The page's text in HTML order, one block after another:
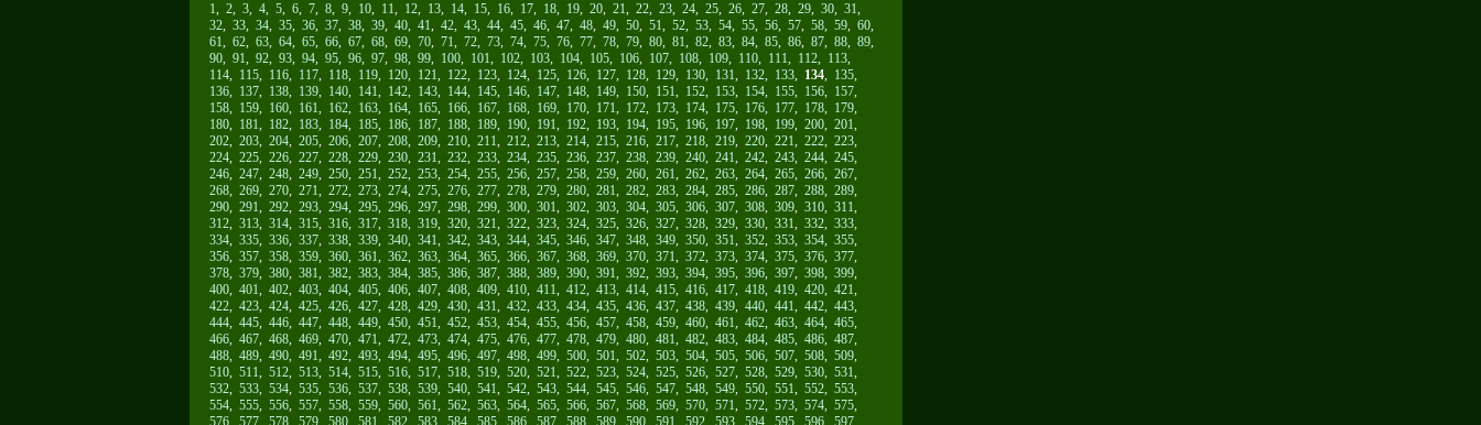
1, 2, 3, 4, 5, 6, 7, 8, 9, 10, 11, 12, 13, 14, 15, 16, 17, 18, 19, 20, 21, 22, 23, 24, 25, 26, 27, 28, 29, 30, 31,
32, 33, 34, 35, 36, 37, 38, 39, 40, 41, 42, 43, 44, 45, 46, 47, 48, 49, 50, 51, 52, 53, 54, 55, 56, 57, 58, 59, 60,
61, 62, 63, 64, 65, 66, 67, 68, 69, 70, 71, 72, 73, 74, 75, 76, 77, 78, 79, 80, 81, 82, 83, 84, 85, 86, 87, 88, 89,
90, 91, 92, 93, 94, 95, 96, 97, 98, 99, 100, 101, 102, 103, 104, 105, 106, 107, 108, 109, 110, 111, 112, 113,
114, 115, 116, 117, 118, 119, 120, 121, 122, 123, 124, 125, 126, 127, 128, 129, 130, 131, 132, 133, 134, 135,
136, 137, 138, 139, 140, 141, 142, 143, 144, 145, 146, 147, 148, 149, 150, 151, 152, 153, 154, 155, 156, 157,
158, 159, 160, 161, 162, 163, 164, 165, 166, 167, 168, 169, 170, 171, 172, 173, 174, 175, 176, 177, 178, 179,
180, 181, 182, 183, 184, 185, 186, 187, 188, 189, 190, 191, 192, 193, 194, 195, 196, 197, 198, 199, 200, 201,
202, 203, 204, 205, 206, 207, 208, 209, 210, 211, 212, 213, 214, 215, 216, 217, 218, 219, 220, 221, 222, 223,
224, 225, 226, 227, 228, 229, 230, 231, 232, 233, 234, 235, 236, 237, 238, 239, 240, 241, 242, 243, 244, 245,
246, 247, 248, 249, 250, 251, 252, 253, 254, 255, 256, 257, 258, 259, 260, 261, 262, 263, 264, 265, 266, 267,
268, 269, 270, 271, 272, 273, 274, 275, 276, 277, 278, 279, 280, 281, 282, 283, 284, 285, 286, 287, 288, 289,
290, 291, 292, 293, 294, 295, 296, 297, 298, 299, 300, 301, 302, 303, 304, 305, 306, 307, 308, 309, 310, 311,
312, 313, 314, 315, 316, 317, 318, 319, 320, 321, 322, 323, 324, 325, 326, 327, 328, 329, 330, 331, 332, 333,
334, 335, 336, 337, 338, 339, 340, 341, 342, 343, 344, 345, 346, 347, 348, 349, 350, 351, 352, 353, 354, 355,
356, 357, 358, 359, 360, 361, 362, 363, 364, 365, 366, 367, 368, 369, 370, 371, 372, 373, 374, 375, 376, 377,
378, 379, 380, 381, 382, 383, 384, 385, 386, 387, 388, 389, 390, 391, 392, 393, 394, 395, 396, 397, 398, 399,
400, 401, 402, 403, 404, 405, 406, 407, 408, 409, 410, 411, 412, 413, 414, 415, 416, 417, 418, 419, 420, 421,
422, 423, 424, 425, 426, 427, 428, 429, 430, 431, 432, 433, 434, 435, 436, 437, 438, 439, 440, 441, 442, 443,
444, 445, 446, 447, 448, 449, 450, 451, 452, 453, 454, 455, 456, 457, 458, 459, 460, 461, 462, 463, 464, 465,
466, 467, 468, 469, 470, 471, 472, 473, 474, 475, 476, 477, 478, 479, 480, 481, 482, 483, 484, 485, 486, 487,
488, 489, 490, 491, 492, 493, 494, 495, 496, 497, 498, 499, 500, 501, 502, 503, 504, 505, 506, 507, 508, 509,
510, 511, 512, 513, 514, 515, 516, 517, 518, 519, 520, 521, 522, 523, 524, 525, 526, 527, 528, 529, 530, 531,
532, 533, 534, 535, 536, 537, 538, 539, 540, 541, 542, 543, 544, 545, 546, 547, 548, 549, 550, 551, 552, 553,
554, 555, 556, 557, 558, 559, 560, 561, 562, 563, 564, 565, 566, 567, 568, 569, 570, 571, 572, 573, 574, 575,
576, 577, 578, 579, 580, 581 582, 583, 584, 585, 586, 587, 588, 589, 590, 591 592, 593, 594, 595, 596, 597,